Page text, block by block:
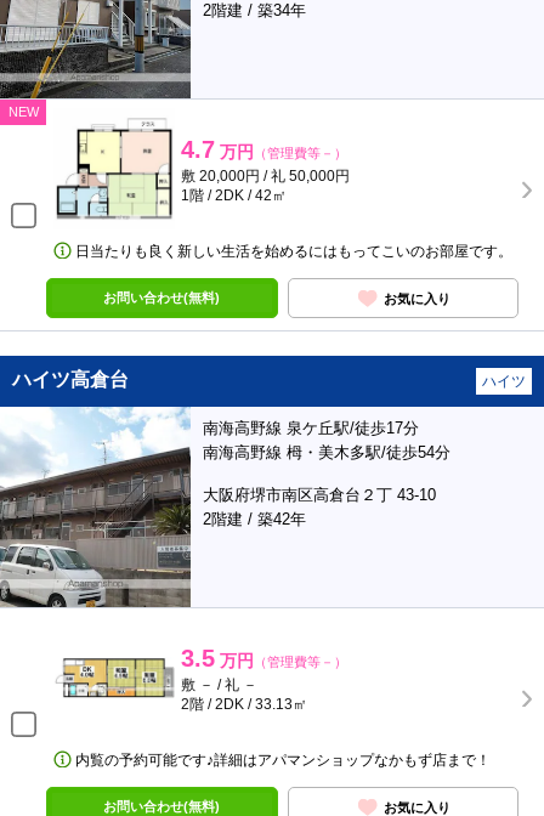
2階建 / 築34年
NEW
4.7 万円 （管理費等－）
敷 20,000円 / 礼 50,000円
1階 / 2DK / 42㎡
日当たりも良く新しい生活を始めるにはもってこいのお部屋です。
お問い合わせ(無料) お気に入り
ハイツ高倉台 ハイツ
南海高野線 泉ケ丘駅/徒歩17分
南海高野線 栂・美木多駅/徒歩54分
大阪府堺市南区高倉台２丁 43-10
2階建 / 築42年
3.5 万円 （管理費等－）
敷 － / 礼 －
2階 / 2DK / 33.13㎡
内覧の予約可能です♪詳細はアパマンショップなかもず店まで！
お問い合わせ(無料) お気に入り